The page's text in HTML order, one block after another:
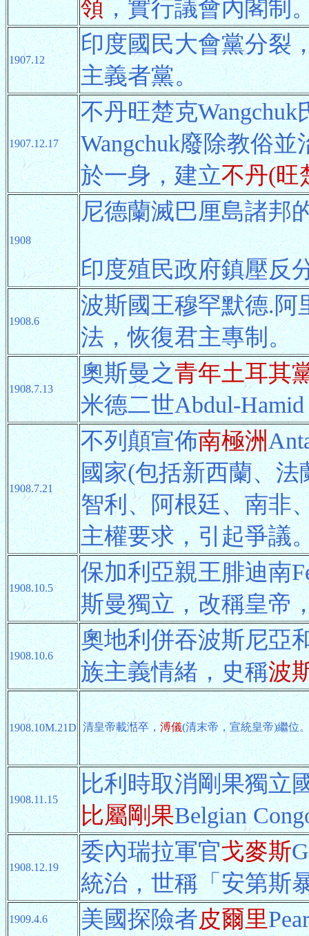
領，實行議會內閣制
1907.12
印度國民大會黨分裂
主義者黨。
1907.12.17
不丹旺楚克
Wangchuk廢除教俗
於一身，建立不丹(旺
1908
尼德蘭滅巴厘島諸邦
印度殖民政府鎮壓反
1908.6
波斯國王穆罕默德.阿
法，恢復君主專制。
1908.7.13
奧斯曼之青年土耳其
米德二世Abdul-
1908.7.21
不列顛宣佈南極洲
國家(包括新西蘭、
智利、阿根廷、南非
主權要求，引起爭議
1908.10.5
保加利亞親王腓迪南
斯曼獨立，改稱皇帝
1908.10.6
奧地利併吞波斯尼亞
族主義情緒，史稱波
1908.10M.21D 清皇帝載湉卒，溥儀(清末帝，宣統皇帝)繼位
1908.11.15
比利時取消剛果獨立
比屬剛果Belgian
1908.12.19
委內瑞拉軍官戈麥斯
統治，世稱「安第斯
1909.4.6 美國探險者皮爾里